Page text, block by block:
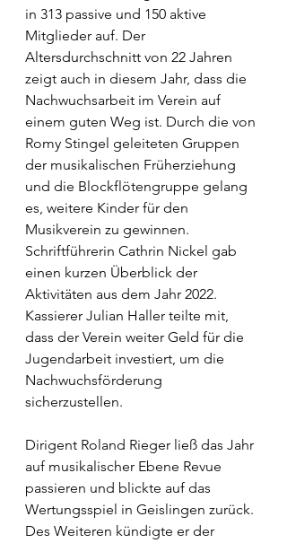
in 313 passive und 150 aktive
Mitglieder auf. Der
Altersdurchschnitt von 22 Jahren
zeigt auch in diesem Jahr, dass die
Nachwuchsarbeit im Verein auf
einem guten Weg ist. Durch die von
Romy Stingel geleiteten Gruppen
der musikalischen Früherziehung
und die Blockflötengruppe gelang
es, weitere Kinder für den
Musikverein zu gewinnen.
Schriftführerin Cathrin Nickel gab
einen kurzen Überblick der
Aktivitäten aus dem Jahr 2022.
Kassierer Julian Haller teilte mit,
dass der Verein weiter Geld für die
Jugendarbeit investiert, um die
Nachwuchsförderung
sicherzustellen.
Dirigent Roland Rieger ließ das Jahr
auf musikalischer Ebene Revue
passieren und blickte auf das
Wertungsspiel in Geislingen zurück.
Des Weiteren kündigte er der